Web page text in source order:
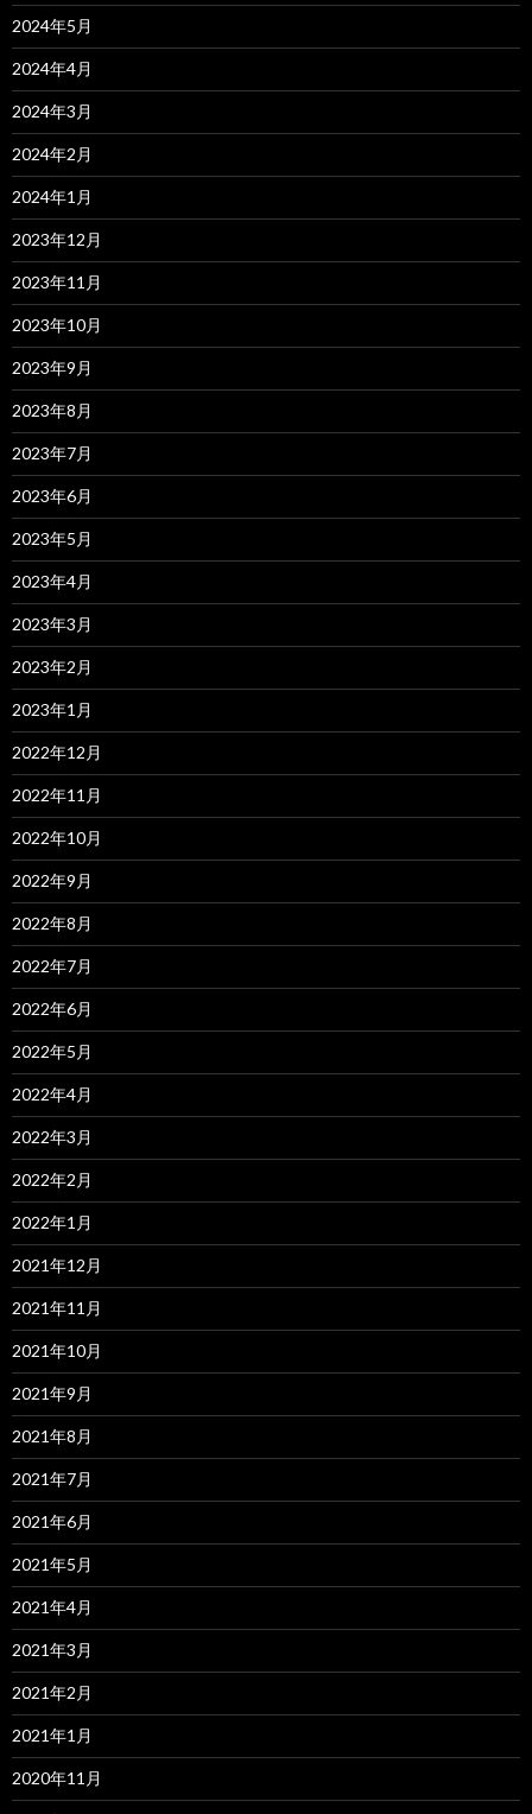
2024年5月
2024年4月
2024年3月
2024年2月
2024年1月
2023年12月
2023年11月
2023年10月
2023年9月
2023年8月
2023年7月
2023年6月
2023年5月
2023年4月
2023年3月
2023年2月
2023年1月
2022年12月
2022年11月
2022年10月
2022年9月
2022年8月
2022年7月
2022年6月
2022年5月
2022年4月
2022年3月
2022年2月
2022年1月
2021年12月
2021年11月
2021年10月
2021年9月
2021年8月
2021年7月
2021年6月
2021年5月
2021年4月
2021年3月
2021年2月
2021年1月
2020年11月